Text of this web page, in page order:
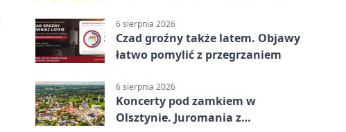
6 sierpnia 2026
Czad groźny także latem. Objawy
łatwo pomylić z przegrzaniem
6 sierpnia 2026
Koncerty pod zamkiem w
Olsztynie. Juromania z